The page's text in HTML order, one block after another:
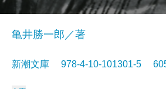
亀井勝一郎／著
新潮文庫 978-4-10-101301-5